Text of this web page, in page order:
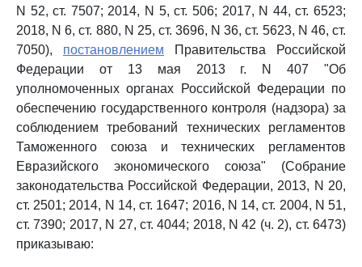
N 52, ст. 7507; 2014, N 5, ст. 506; 2017, N 44, ст. 6523;
2018, N 6, ст. 880, N 25, ст. 3696, N 36, ст. 5623, N 46, ст.
7050), постановлением Правительства Российской
Федерации от 13 мая 2013 г. N 407 "Об
уполномоченных органах Российской Федерации по
обеспечению государственного контроля (надзора) за
соблюдением требований технических регламентов
Таможенного союза и технических регламентов
Евразийского экономического союза" (Собрание
законодательства Российской Федерации, 2013, N 20,
ст. 2501; 2014, N 14, ст. 1647; 2016, N 14, ст. 2004, N 51,
ст. 7390; 2017, N 27, ст. 4044; 2018, N 42 (ч. 2), ст. 6473)
приказываю: